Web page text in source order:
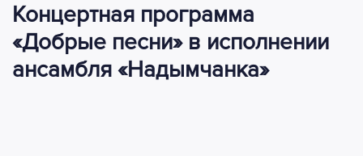
Концертная программа
«Добрые песни» в исполнении
ансамбля «Надымчанка»